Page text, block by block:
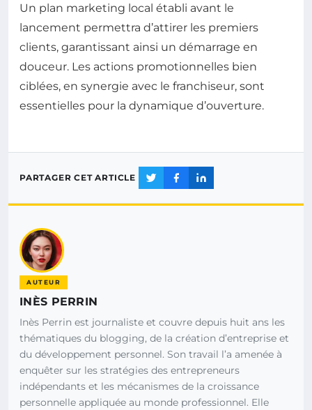
Un plan marketing local établi avant le
lancement permettra d’attirer les premiers
clients, garantissant ainsi un démarrage en
douceur. Les actions promotionnelles bien
ciblées, en synergie avec le franchiseur, sont
essentielles pour la dynamique d’ouverture.
PARTAGER CET ARTICLE
AUTEUR
INÈS PERRIN
Inès Perrin est journaliste et couvre depuis huit ans les
thématiques du blogging, de la création d’entreprise et
du développement personnel. Son travail l’a amenée à
enquêter sur les stratégies des entrepreneurs
indépendants et les mécanismes de la croissance
personnelle appliquée au monde professionnel. Elle